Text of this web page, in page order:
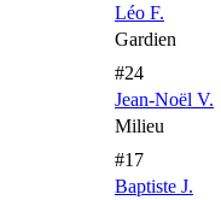
Léo F.
Gardien
#24
Jean-Noël V.
Milieu
#17
Baptiste J.